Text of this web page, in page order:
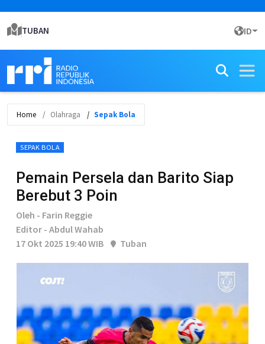
TUBAN ID
Home Olahraga Sepak Bola
SEPAK BOLA
Pemain Persela dan Barito Siap
Berebut 3 Poin
Oleh - Farin Reggie
Editor - Abdul Wahab
17 Okt 2025 19:40 WIB
Tuban